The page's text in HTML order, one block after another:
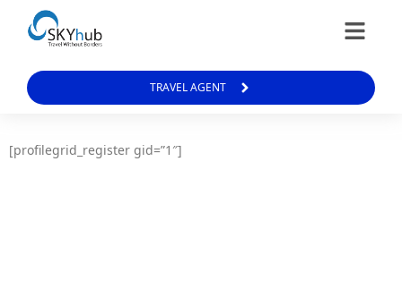
TRAVEL AGENT
[profilegrid_register gid=”1″]